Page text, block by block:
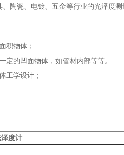
陶瓷、电镀、五金等行业的光泽度测
积物体；
定的凹面物体，如管材内部等等。
工学设计；
度计